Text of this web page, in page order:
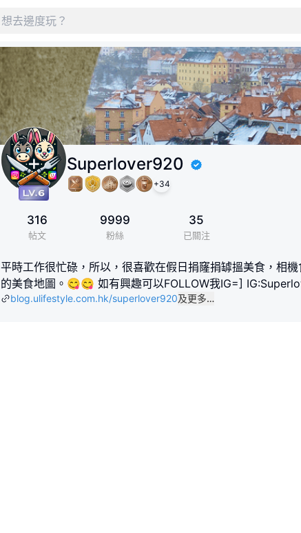
Superlover920
+34
316
帖文
9999
粉絲
35
已關注
平時工作很忙碌，所以，很喜歡在假日捐窿捐罅搵美食，相
的美食地圖。😋😋 如有興趣可以FOLLOW我IG=]
blog.ulifestyle.com.hk/superlover920及更多…